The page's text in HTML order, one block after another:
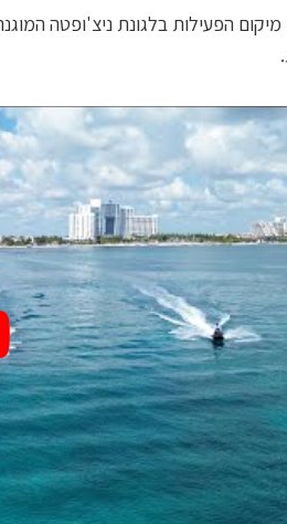
מיקום הפעילות בלגונת ניצ'ופטה